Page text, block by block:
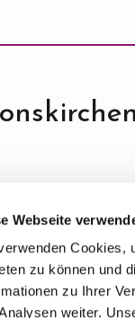
Webseite
Cookies,
zu können und
zu Ihrer
weiter.
um diesen
cookies